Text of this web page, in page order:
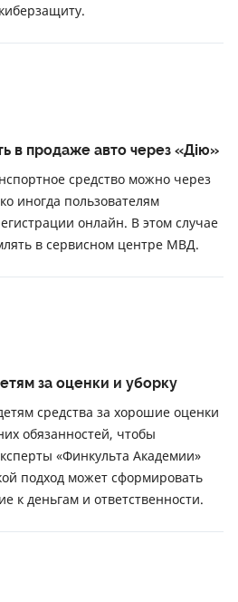
в продаже авто через «Дію»
средство можно через
иногда пользователям
онлайн. В этом случае
в сервисном центре МВД.
за оценки и уборку
средства за хорошие оценки
обязанностей, чтобы
«Финкульта Академии»
подход может сформировать
к деньгам и ответственности.